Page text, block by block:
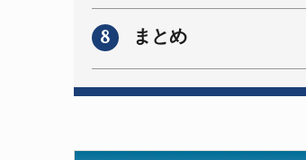
8 まとめ